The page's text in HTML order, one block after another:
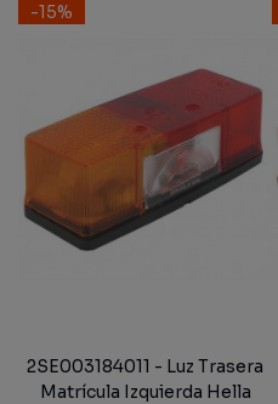
-15%
2SE003184011 - Luz Trasera
Matrícula Izquierda Hella